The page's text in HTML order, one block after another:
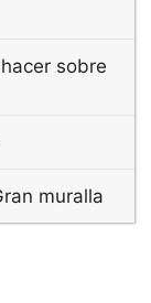
sobre
muralla